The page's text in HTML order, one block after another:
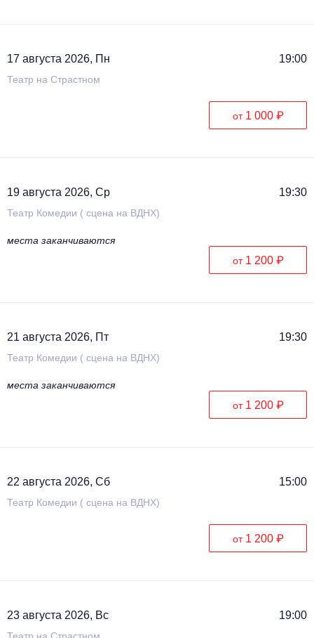
17 августа 2026, Пн 19:00
Театр на Страстном
от 1 000 ₽
19 августа 2026, Ср 19:30
Театр Комедии ( сцена на ВДНХ)
места заканчиваются
от 1 200 ₽
21 августа 2026, Пт 19:30
Театр Комедии ( сцена на ВДНХ)
места заканчиваются
от 1 200 ₽
22 августа 2026, Сб 15:00
Театр Комедии ( сцена на ВДНХ)
от 1 200 ₽
23 августа 2026, Вс 19:00